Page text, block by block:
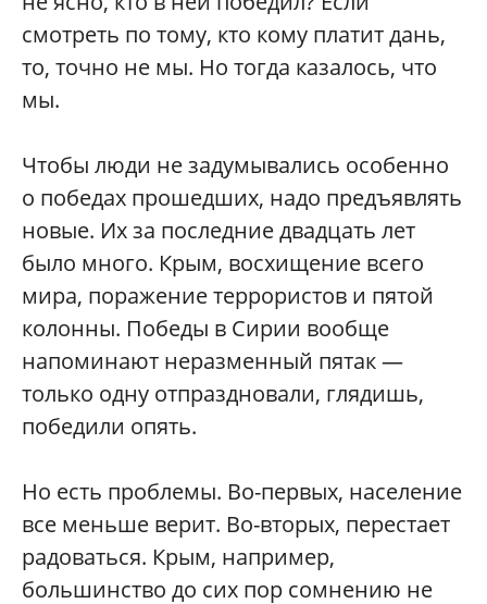
смотреть по тому, кто кому платит дань,
то, точно не мы. Но тогда казалось, что
мы.
Чтобы люди не задумывались особенно
о победах прошедших, надо предъявлять
новые. Их за последние двадцать лет
было много. Крым, восхищение всего
мира, поражение террористов и пятой
колонны. Победы в Сирии вообще
напоминают неразменный пятак —
только одну отпраздновали, глядишь,
победили опять.
Но есть проблемы. Во-первых, население
все меньше верит. Во-вторых, перестает
радоваться. Крым, например,
большинство до сих пор сомнению не